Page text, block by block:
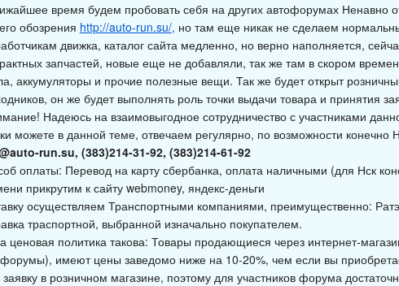
время будем пробовать себя на других автофорумах Ненавно
обозрения http://auto-run.su/, но там еще никак не сделаем
движка, каталог сайта медленно, но верно наполняется,
запчастей, новые еще не добавляли, так же там в скором
аккумуляторы и прочие полезные вещи. Так же будет открыт
он же будет выполнять роль точки выдачи товара и принятия
Надеюсь на взаимовыгодное сотрудничество с участниками
можете в данной теме, отвечаем регулярно, по возможности конечно
run.su, (383)214-31-92, (383)214-61-92
оплаты: Перевод на карту сбербанка, оплата наличными (для Нск
прикрутим к сайту webmoney, яндекс-деньги
осуществляем Транспортными компаниями, преимущественно:
траспортной, выбранной изначально покупателем.
ценовая политика такова: Товары продающиеся через интернет-
имеют цены заведомо ниже на 10-20%, чем если вы
заявку в розничном магазине, поэтому для участников форума